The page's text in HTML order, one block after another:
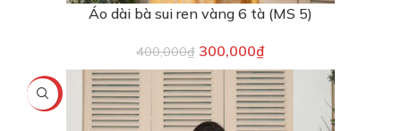
Áo dài bà sui ren vàng 6 tà (MS 5)
400,000₫ 300,000₫
-40%